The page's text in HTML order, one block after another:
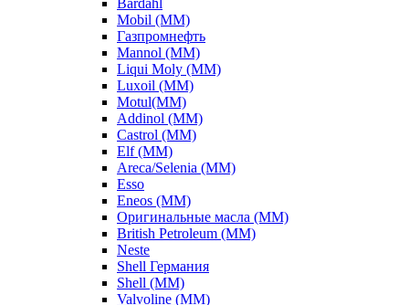
Bardahl
Mobil (ММ)
Газпромнефть
Mannol (ММ)
Liqui Moly (ММ)
Luxoil (ММ)
Motul(ММ)
Addinol (ММ)
Castrol (ММ)
Elf (ММ)
Areca/Selenia (ММ)
Esso
Eneos (ММ)
Оригинальные масла (ММ)
British Petroleum (ММ)
Neste
Shell Германия
Shell (ММ)
Valvoline (ММ)